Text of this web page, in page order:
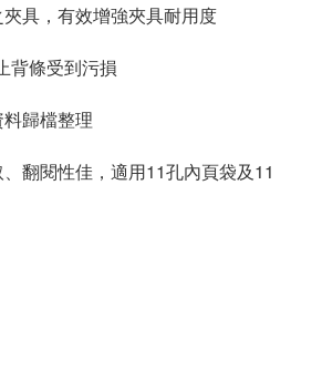
具，有效增強夾具耐用度
背條受到污損
歸檔整理
翻閱性佳，適用11孔內頁袋及11